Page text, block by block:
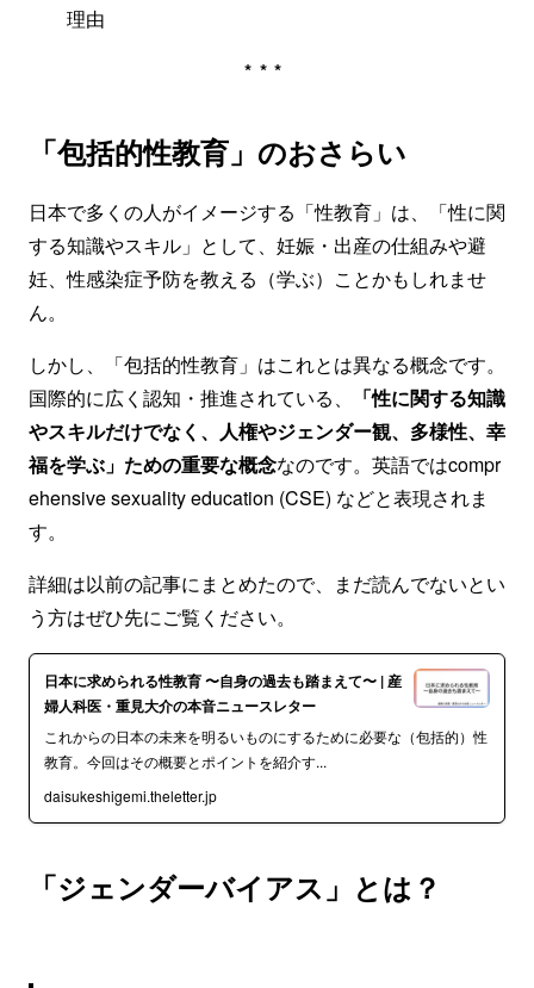
理由
***
「包括的性教育」のおさらい
日本で多くの人がイメージする「性教育」は、「性に関
する知識やスキル」として、妊娠・出産の仕組みや避
妊、性感染症予防を教える（学ぶ）ことかもしれませ
ん。
しかし、「包括的性教育」はこれとは異なる概念です。
国際的に広く認知・推進されている、
「性に関する知識
やスキルだけでなく、人権やジェンダー観、多様性、幸
福を学ぶ」ための重要な概念なのです。英語ではcompr
ehensive sexuality education (CSE) などと表現されま
す。
詳細は以前の記事にまとめたので、まだ読んでないとい
う方はぜひ先にご覧ください。
日本に求められる性教育 〜自身の過去も踏まえて〜 | 産
婦人科医・重見大介の本音ニュースレター
これからの日本の未来を明るいものにするために必要な（包括的）性
教育。今回はその概要とポイントを紹介す...
daisukeshigemi.theletter.jp
「ジェンダーバイアス」とは？